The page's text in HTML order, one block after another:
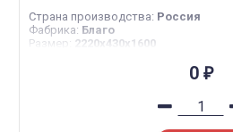
Страна производства: Россия
Фабрика: Благо
Размер : 2220х430х1600
0 ₽